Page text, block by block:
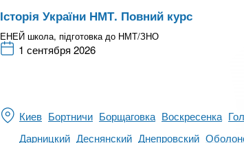
Історія України НМТ. Повний курс
ЕНЕЙ школа, підготовка до НМТ/ЗНО
1 сентября 2026
Киев Бортничи Борщаговка Воскресенка
Дарницкий Деснянский Днепровский